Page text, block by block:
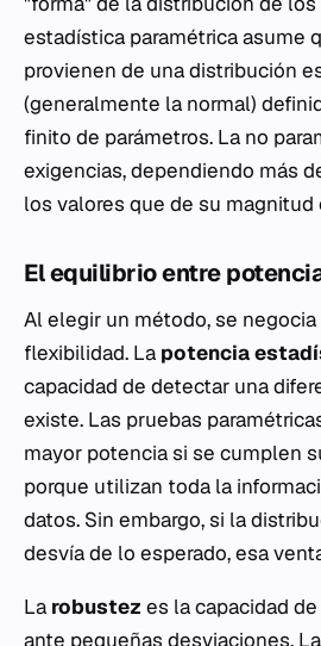
estadística paramétrica asume
provienen de una distribución
(generalmente la normal)
finito de parámetros. La no
exigencias, dependiendo más
los valores que de su magnitud
El equilibrio entre
Al elegir un método, se
flexibilidad. La potencia
capacidad de detectar una
existe. Las pruebas
mayor potencia si se cumplen
porque utilizan toda la
datos. Sin embargo, si la
desvía de lo esperado, esa
La robustez es la capacidad
ante pequeñas desviaciones.